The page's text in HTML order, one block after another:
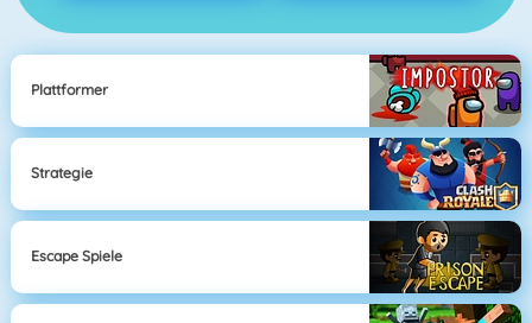
Plattformer
Strategie
Escape Spiele